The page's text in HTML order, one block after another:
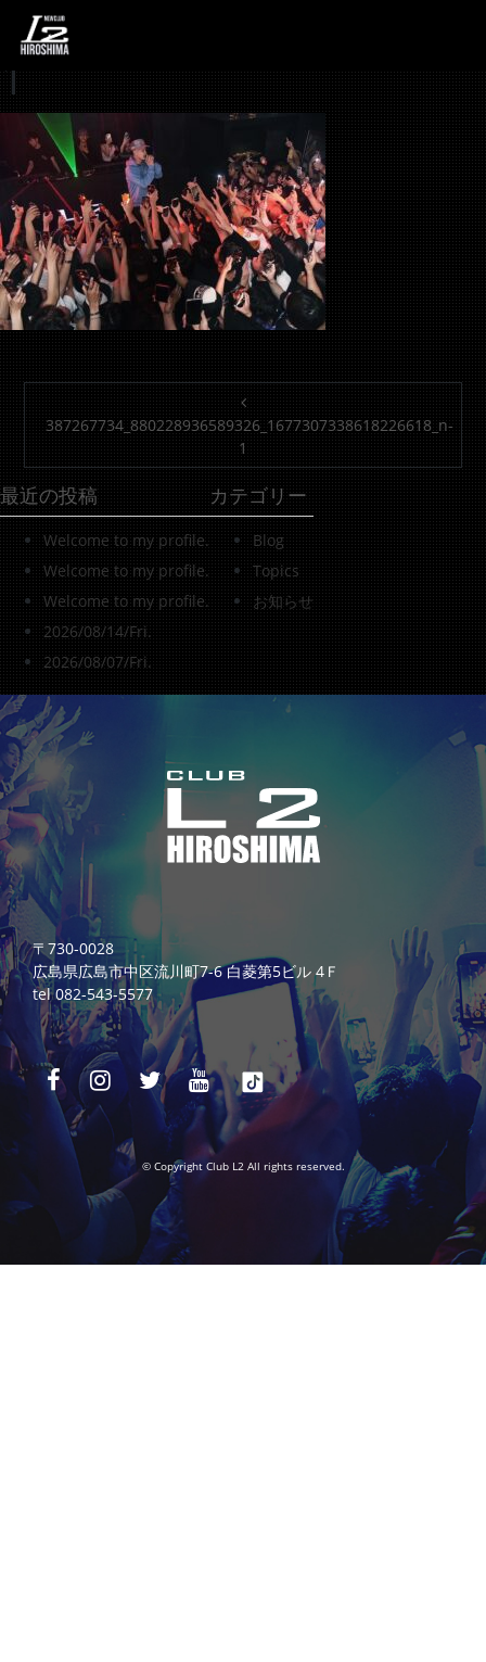
1
投稿ナビゲーション
387267734_880228936589326_1677307338618226618_n-
1
最近の投稿
Welcome to my profile.
Welcome to my profile.
Welcome to my profile.
2026/08/14/Fri.
2026/08/07/Fri.
カテゴリー
Blog
Topics
お知らせ
〒730-0028
広島県広島市中区流川町7-6 白菱第5ビル 4Ｆ
tel 082-543-5577
© Copyright Club L2 All rights reserved.